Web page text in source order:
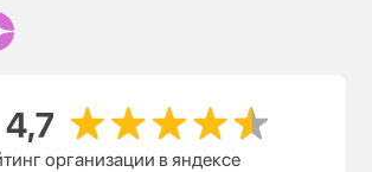
организации в яндексе